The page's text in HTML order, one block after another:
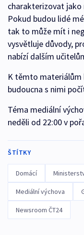
charakterizovat jako
Pokud budou lidé
tak to může mít i
vysvětluje důvody,
nabízí dalším
K těmto materiálům
budoucna s nimi
Téma mediální
neděli od 22:00 v
ŠTÍTKY
Domácí
Mediální výchova
Newsroom ČT24